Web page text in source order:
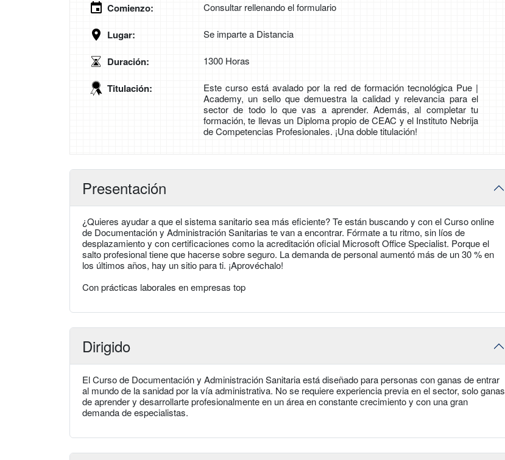
Comienzo: Consultar rellenando el formulario
Lugar: Se imparte a Distancia
Duración: 1300 Horas
Titulación:
Este curso está avalado por la red de formación tecnológica Pue |
Academy, un sello que demuestra la calidad y relevancia para el
sector de todo lo que vas a aprender. Además, al completar tu
formación, te llevas un Diploma propio de CEAC y el Instituto Nebrija
de Competencias Profesionales. ¡Una doble titulación!
Presentación
¿Quieres ayudar a que el sistema sanitario sea más eficiente? Te están buscando y con el Curso online
de Documentación y Administración Sanitarias te van a encontrar. Fórmate a tu ritmo, sin líos de
desplazamiento y con certificaciones como la acreditación oficial Microsoft Office Specialist. Porque el
salto profesional tiene que hacerse sobre seguro. La demanda de personal aumentó más de un 30 % en
los últimos años, hay un sitio para ti. ¡Aprovéchalo!
Con prácticas laborales en empresas top
Dirigido
El Curso de Documentación y Administración Sanitaria está diseñado para personas con ganas de entrar
al mundo de la sanidad por la vía administrativa. No se requiere experiencia previa en el sector, solo ganas
de aprender y desarrollarte profesionalmente en un área en constante crecimiento y con una gran
demanda de especialistas.